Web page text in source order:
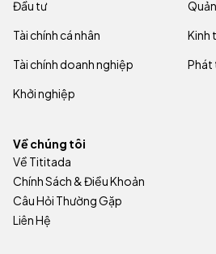
Đầu tư
Tài chính cá nhân
Kinh
Tài chính doanh nghiệp
Phát
Khởi nghiệp
Về chúng tôi
Về Tititada
Chính Sách & Điều Khoản
Câu Hỏi Thường Gặp
Liên Hệ